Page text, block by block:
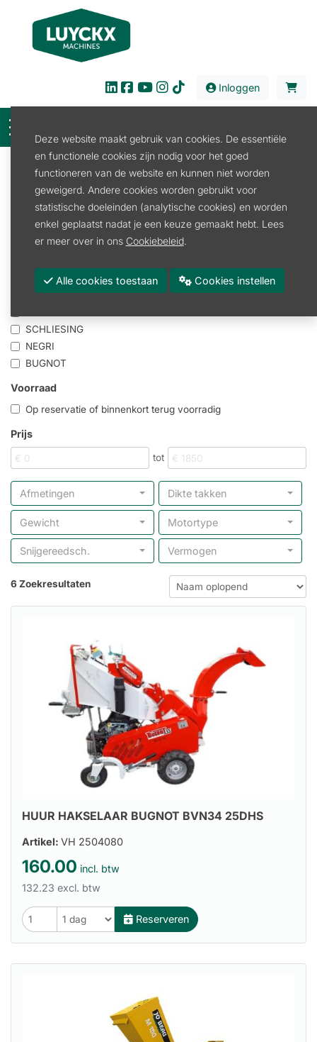
Inloggen
Filter
Verhuur
Houthakselaar
Hakselaar Benzine
Promoties
Merk
SCHLIESING
NEGRI
BUGNOT
Voorraad
Op reservatie of binnenkort terug voorradig
Prijs
tot
Afmetingen Dikte takken
Gewicht Motortype
Snijgereedsch. Vermogen
6 Zoekresultaten
HUUR HAKSELAAR BUGNOT BVN34 25DHS
Artikel: VH 2504080
160.00 incl. btw
132.23 excl. btw
Reserveren
Deze website maakt gebruik van cookies. De essentiële
en functionele cookies zijn nodig voor het goed
functioneren van de website en kunnen niet worden
geweigerd. Andere cookies worden gebruikt voor
statistische doeleinden (analytische cookies) en worden
enkel geplaatst nadat je een keuze gemaakt hebt. Lees
er meer over in ons Cookiebeleid.
Alle cookies toestaan Cookies instellen